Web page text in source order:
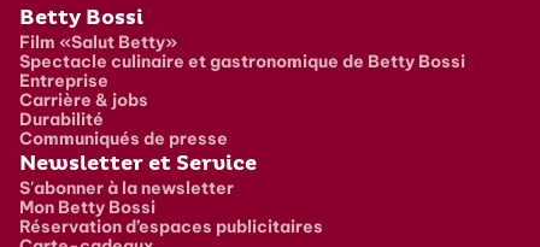
Pied de page
Betty Bossi
Film «Salut Betty»
Spectacle culinaire et gastronomique de Betty Bossi
Entreprise
Carrière & jobs
Durabilité
Communiqués de presse
Newsletter et Service
S'abonner à la newsletter
Mon Betty Bossi
Réservation d’espaces publicitaires